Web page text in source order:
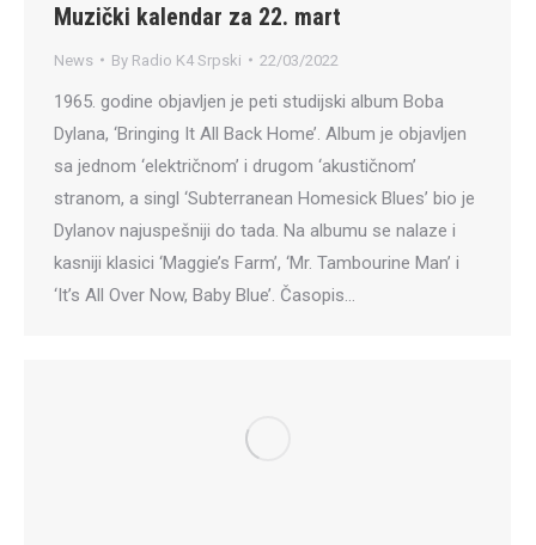
Muzički kalendar za 22. mart
News By Radio K4 Srpski 22/03/2022
1965. godine objavljen je peti studijski album Boba
Dylana, ‘Bringing It All Back Home’. Album je objavljen
sa jednom ‘električnom’ i drugom ‘akustičnom’
stranom, a singl ‘Subterranean Homesick Blues’ bio je
Dylanov najuspešniji do tada. Na albumu se nalaze i
kasniji klasici ‘Maggie’s Farm’, ‘Mr. Tambourine Man’ i
‘It’s All Over Now, Baby Blue’. Časopis…